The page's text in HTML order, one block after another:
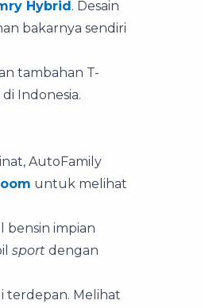
Hybrid. Desain
bakarnya sendiri
tambahan T-
Indonesia.
AutoFamily
untuk melihat
bensin impian
sport dengan
terdepan. Melihat